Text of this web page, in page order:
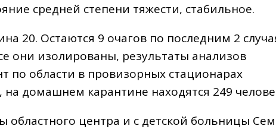
средней степени тяжести, стабильное.
20. Остаются 9 очагов по последним 2
они изолированы, результаты анализов
области в провизорных стационарах
домашнем карантине находятся 249
областного центра и с детской больницы